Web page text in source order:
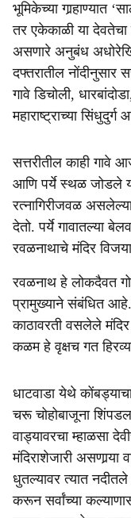
भूमिकेच्या गार्‍हाण्यात
तर एकेकाळी या देवतेचा
असणारे अनुबंध
दफ्तरातील नोंदीनुसार
गावे डिचोली,
महाराष्ट्राच्या
सत्तरीतील काही गावे
आणि पर्ये स्थळ जोडले या
रत्नागिरीजवळ
देतो. पर्ये गावातल्या
रवळनाथाचे मंदिर
रवळनाथ हे लोकदैवत
प्रामुख्याने संबंधित आहे.
काठावरती वसलेले
कळम हे वृक्षच गत
धाटवाडा येथे
चरू चोहोबाजूना
वाड्यावरचा म्हाळसा
मंदिराशेजारी
धुतल्यावर त्यात
करून सर्वांच्या